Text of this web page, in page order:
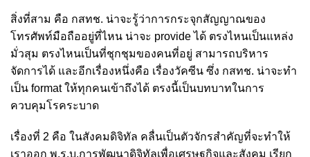
สิ่งที่สาม คือ กสทช. น่าจะรู้ว่าการกระจุกสัญญาณของ
โทรศัพท์มือถืออยู่ที่ไหน น่าจะ provide ได้ ตรงไหนเป็นแหล่ง
มั่วสุม ตรงไหนเป็นที่ชุกชุมของคนที่อยู่ สามารถบริหาร
จัดการได้ และอีกเรื่องหนึ่งคือ เรื่องวัคซีน ซึ่ง กสทช. น่าจะทำ
เป็น format ให้ทุกคนเข้าถึงได้ ตรงนี้เป็นบทบาทในการ
ควบคุมโรคระบาด
เรื่องที่ 2 คือ ในสังคมดิจิทัล คลื่นเป็นตัวจักรสำคัญที่จะทำให้
เราออก พ.ร.บ.การพัฒนาดิจิทัลเพื่อเศรษฐกิจและสังคม เรียก